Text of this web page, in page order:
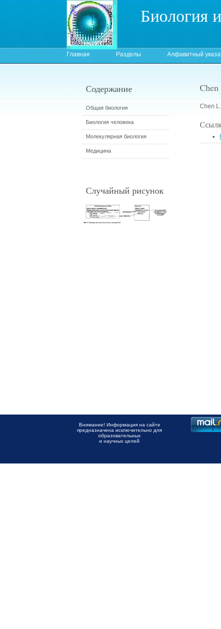
Биология
Главная Разделы Алфавитный
Chen
Содержание
Общая биология
Биология человека
Молекулярная биология
Медицина
Случайный рисунок
Внимание! Информация на сайте
предназначена исключительно для
образовательных
и научных целей